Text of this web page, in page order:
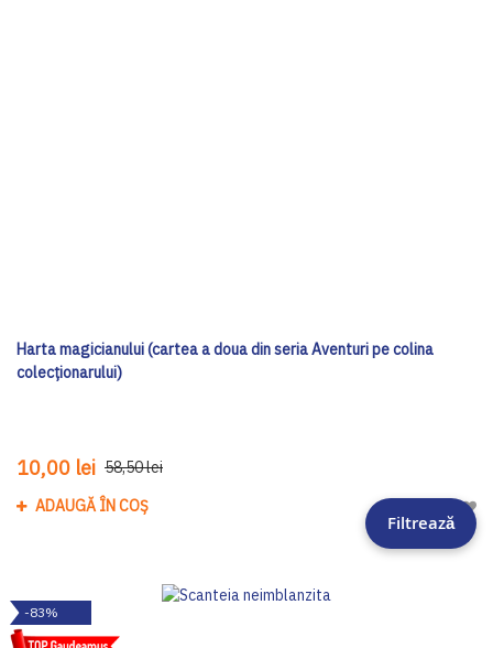
Harta magicianului (cartea a doua din seria Aventuri pe colina
colecționarului)
10,00 lei 58,50 lei
ADAUGĂ ÎN COȘ
-83%
Filtrează